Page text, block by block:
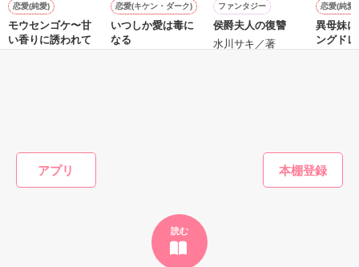
アプリ
読む
※表紙も作中使用の画像も全てフリー素材です。
※執筆期間2026.6.3〜7.20完結です。
恋愛(純愛)
モウセンゴケ〜甘
い香りに誘われて
恋愛(キケン・ダーク)
いつしか愛は毒に
なる
ファンタジー
侯爵夫人の復讐
水川サキ／著
恋愛(純愛)
異母妹
ングド
かんたん検索の条件を変える